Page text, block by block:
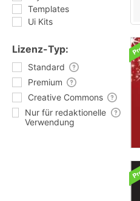
Templates
Ui Kits
Lizenz-Typ:
Standard
Premium
Creative Commons
Nur für redaktionelle
Verwendung